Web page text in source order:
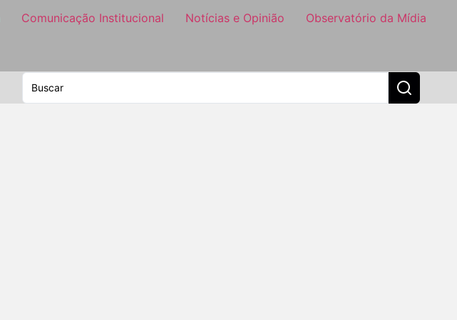
Comunicação Institucional Notícias e Opinião Observatório da Mídia